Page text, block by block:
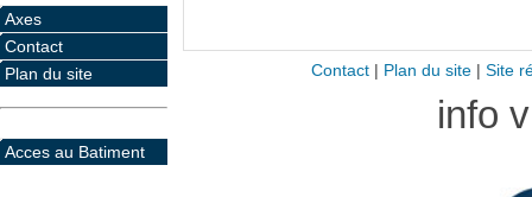
Axes
Contact
Plan du site
Acces au Batiment
Contact| Plan du site| Site
info